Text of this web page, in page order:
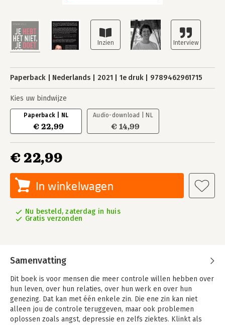
Paperback Nederlands 2021 1e druk 9789462961715
Kies uw bindwijze
Paperback | NL
€ 22,99
Audio-download | NL
€ 14,99
€ 22,99
In winkelwagen
Nu besteld, zaterdag in huis
Gratis verzonden
Samenvatting
Dit boek is voor mensen die meer controle willen hebben over
hun leven, over hun relaties, over hun werk en over hun
genezing. Dat kan met één enkele zin. Die ene zin kan niet
alleen jou de controle teruggeven, maar ook problemen
oplossen zoals angst, depressie en zelfs ziektes. Klinkt als